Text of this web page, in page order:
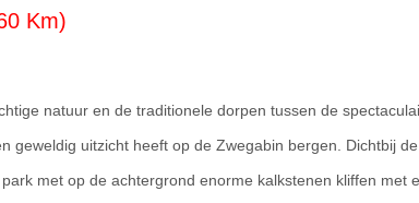
Km)
natuur en de traditionele dorpen tussen de
geweldig uitzicht heeft op de Zwegabin bergen. Dichtbij
met op de achtergrond enorme kalkstenen kliffen met